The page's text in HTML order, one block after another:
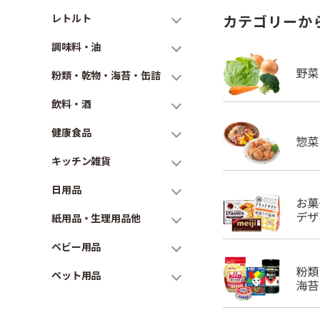
レトルト
調味料・油
粉類・乾物・海苔・缶詰
飲料・酒
健康食品
キッチン雑貨
日用品
紙用品・生理用品他
ベビー用品
ペット用品
カテゴリーか